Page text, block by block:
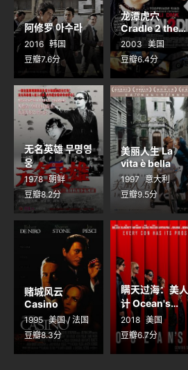
阿修罗 아수라
2016 韩国
豆瓣7.6分
龙潭虎穴
Cradle 2 the
Grave
2003 美国
豆瓣6.4分
无名英雄 무명영
웅
1978 朝鲜
豆瓣8.2分
美丽人生 La
vita è bella
1997 意大利
豆瓣9.5分
赌城风云
Casino
1995 美国 / 法国
豆瓣8.3分
瞒天过海：美人
计 Ocean's
Eight
2018 美国
豆瓣6.7分